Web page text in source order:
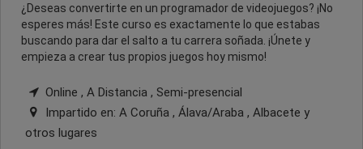
¿Deseas convertirte en un programador de videojuegos? ¡No
esperes más! Este curso es exactamente lo que estabas
buscando para dar el salto a tu carrera soñada. ¡Únete y
empieza a crear tus propios juegos hoy mismo!
Online , A Distancia , Semi-presencial
Impartido en: A Coruña , Álava/Araba , Albacete y
otros lugares